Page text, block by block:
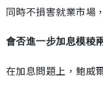
同時不損害就業市場
會否進一步加息模稜
在加息問題上，鮑威